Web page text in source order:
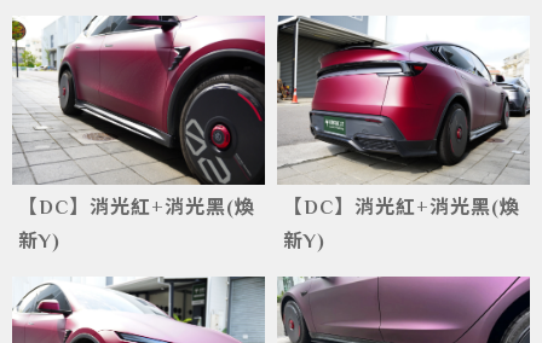
【DC】消光紅+消光黑(煥
新Y)
【DC】消光紅+消光黑(煥
新Y)